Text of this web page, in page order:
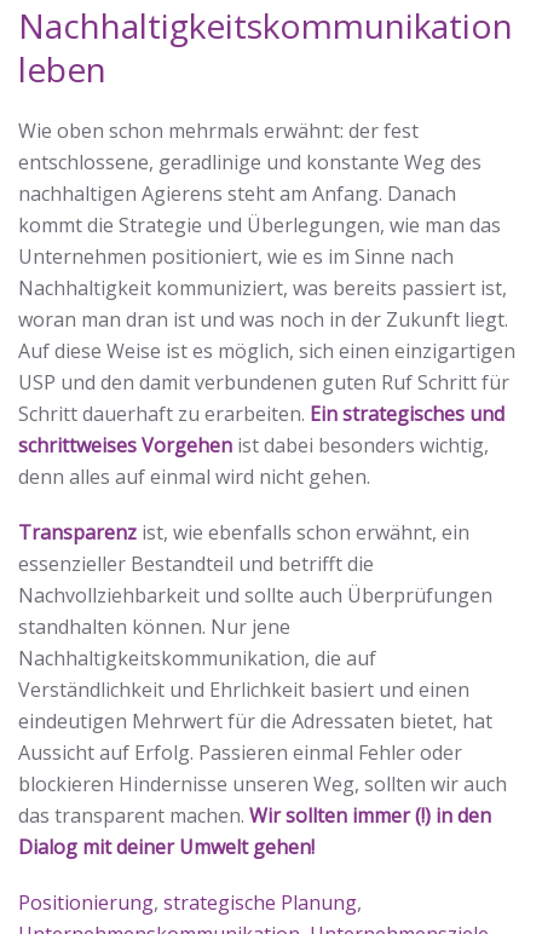
Nachhaltigkeitskommunikation
leben
Wie oben schon mehrmals erwähnt: der fest
entschlossene, geradlinige und konstante Weg des
nachhaltigen Agierens steht am Anfang. Danach
kommt die Strategie und Überlegungen, wie man das
Unternehmen positioniert, wie es im Sinne nach
Nachhaltigkeit kommuniziert, was bereits passiert ist,
woran man dran ist und was noch in der Zukunft liegt.
Auf diese Weise ist es möglich, sich einen einzigartigen
USP und den damit verbundenen guten Ruf Schritt für
Schritt dauerhaft zu erarbeiten. Ein strategisches und
schrittweises Vorgehen ist dabei besonders wichtig,
denn alles auf einmal wird nicht gehen.
Transparenz ist, wie ebenfalls schon erwähnt, ein
essenzieller Bestandteil und betrifft die
Nachvollziehbarkeit und sollte auch Überprüfungen
standhalten können. Nur jene
Nachhaltigkeitskommunikation, die auf
Verständlichkeit und Ehrlichkeit basiert und einen
eindeutigen Mehrwert für die Adressaten bietet, hat
Aussicht auf Erfolg. Passieren einmal Fehler oder
blockieren Hindernisse unseren Weg, sollten wir auch
das transparent machen. Wir sollten immer (!) in den
Dialog mit deiner Umwelt gehen!
Positionierung, strategische Planung,